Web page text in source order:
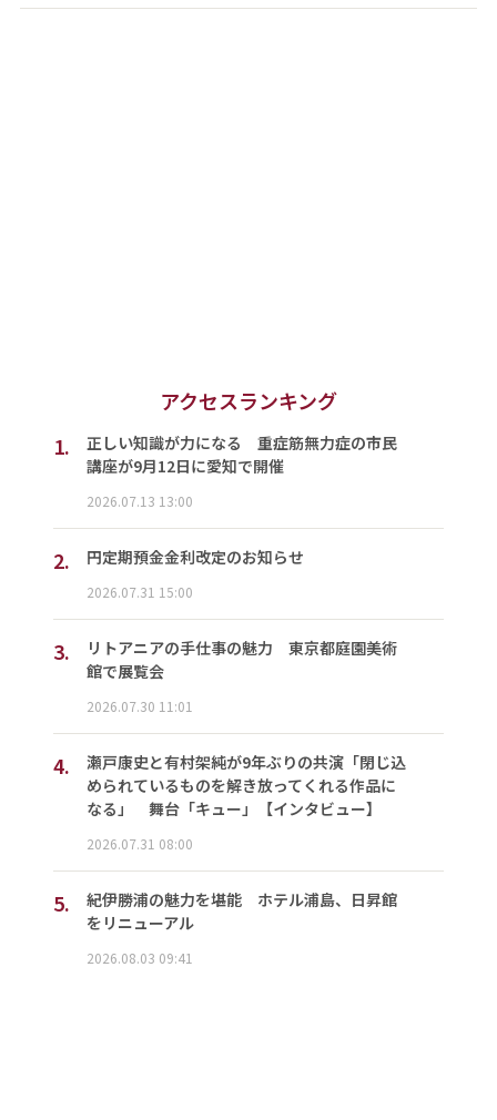
アクセスランキング
1.
正しい知識が力になる 重症筋無力症の市民
講座が9月12日に愛知で開催
2026.07.13 13:00
2. 円定期預金金利改定のお知らせ
2026.07.31 15:00
3.
リトアニアの手仕事の魅力 東京都庭園美術
館で展覧会
2026.07.30 11:01
4.
瀬戸康史と有村架純が9年ぶりの共演「閉じ込
められているものを解き放ってくれる作品に
なる」 舞台「キュー」【インタビュー】
2026.07.31 08:00
5.
紀伊勝浦の魅力を堪能 ホテル浦島、日昇館
をリニューアル
2026.08.03 09:41